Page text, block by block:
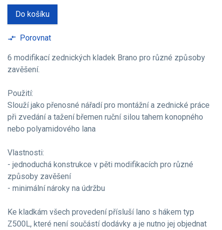
Do košíku
compare_arrows Porovnat
6 modifikací zednických kladek Brano pro různé způsoby
zavěšení.
Použití:
Slouží jako přenosné nářadí pro montážní a zednické práce
při zvedání a tažení břemen ruční silou tahem konopného
nebo polyamidového lana
Vlastnosti:
- jednoduchá konstrukce v pěti modifikacích pro různé
způsoby zavěšení
- minimální nároky na údržbu
Ke kladkám všech provedení přísluší lano s hákem typ
Z500L, které není součástí dodávky a je nutno jej objednat